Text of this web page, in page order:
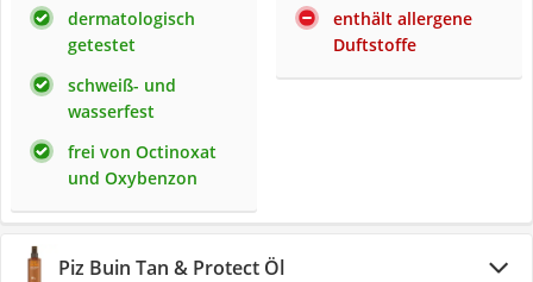
dermatologisch
getestet
schweiß- und
wasserfest
frei von Octinoxat
und Oxybenzon
enthält allergene
Duftstoffe
Piz Buin Tan & Protect Öl